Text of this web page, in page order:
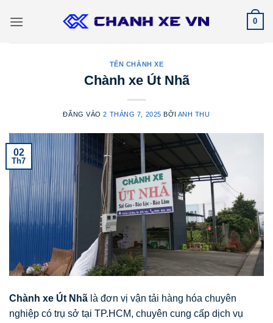
qua
0
TÊN CHÀNH XE
Chành xe Út Nhã
ĐĂNG VÀO2 THÁNG 7, 2025 BỞI ANH THU
02
Th7
Chành xe Út Nhã là đơn vị vận tải hàng hóa chuyên
nghiệp có trụ sở tại TP.HCM, chuyên cung cấp dịch vụ